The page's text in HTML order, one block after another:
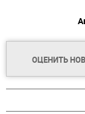
ОЦЕНИТЬ